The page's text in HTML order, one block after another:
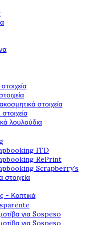
στοιχεία
λουλούδια
ITD
RePrint
Scrapberry's
- Κοπτικά
για Sospeso
για Sospeso